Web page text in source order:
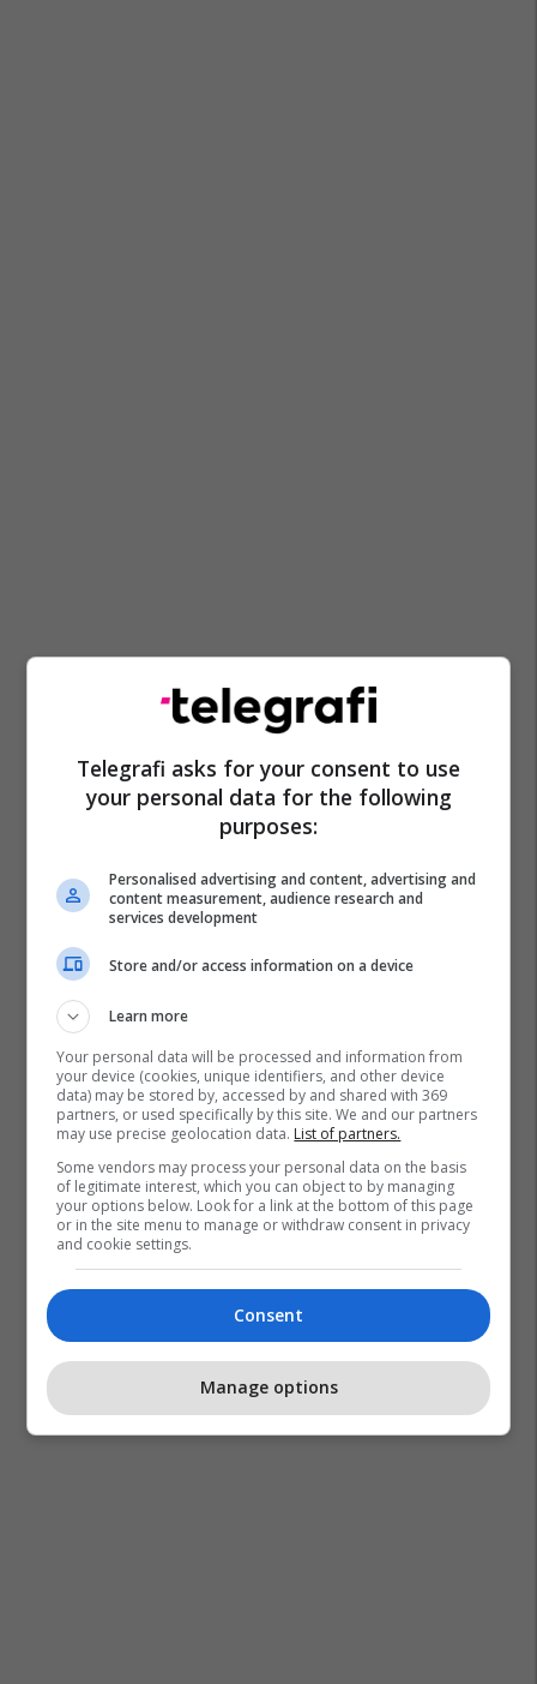
Telegrafi asks for your consent to use
your personal data for the following
purposes:
Personalised advertising and content, advertising and
content measurement, audience research and
services development
Store and/or access information on a device
Learn more
Your personal data will be processed and information from
your device (cookies, unique identifiers, and other device
data) may be stored by, accessed by and shared with 369
partners, or used specifically by this site. We and our partners
may use precise geolocation data. List of partners.
Some vendors may process your personal data on the basis
of legitimate interest, which you can object to by managing
your options below. Look for a link at the bottom of this page
or in the site menu to manage or withdraw consent in privacy
and cookie settings.
Consent
Manage options